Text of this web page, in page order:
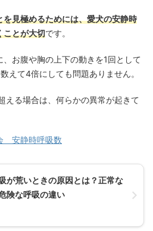
見極めるためには、愛犬の安静時
ことが大切です。
お腹や胸の上下の動きを1回として
えて4倍にしても問題ありません。
える場合は、何らかの異常が起きて
安静時呼吸数
が荒いときの原因とは？正常な
険な呼吸の違い